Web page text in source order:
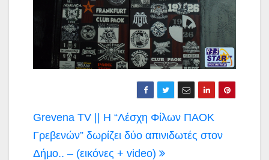
Πλοήγηση
άρθρων
Grevena TV || Η “Λέσχη Φίλων ΠΑΟΚ
Γρεβενών” δωρίζει δύο απινιδωτές στον
Δήμο.. – (εικόνες + video)